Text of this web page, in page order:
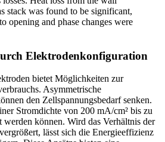
stack was found to be significant,
opening and phase changes were
Elektrodenkonfiguration
bietet Möglichkeiten zur
Asymmetrische
den Zellspannungsbedarf senken.
Stromdichte von 200 mA/cm² bis zu
werden können. Wird das Verhältnis der
lässt sich die Energieeffizienz